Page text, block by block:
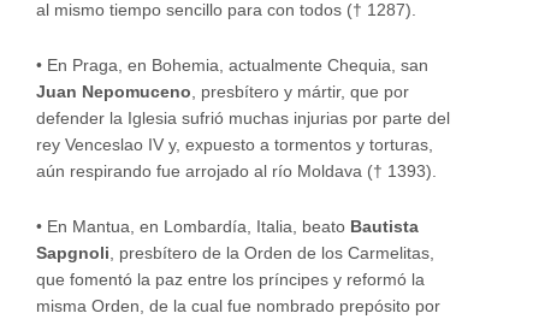
al mismo tiempo sencillo para con todos († 1287).
• En Praga, en Bohemia, actualmente Chequia, san
Juan Nepomuceno, presbítero y mártir, que por
defender la Iglesia sufrió muchas injurias por parte del
rey Venceslao IV y, expuesto a tormentos y torturas,
aún respirando fue arrojado al río Moldava († 1393).
• En Mantua, en Lombardía, Italia, beato Bautista
Sapgnoli, presbítero de la Orden de los Carmelitas,
que fomentó la paz entre los príncipes y reformó la
misma Orden, de la cual fue nombrado prepósito por